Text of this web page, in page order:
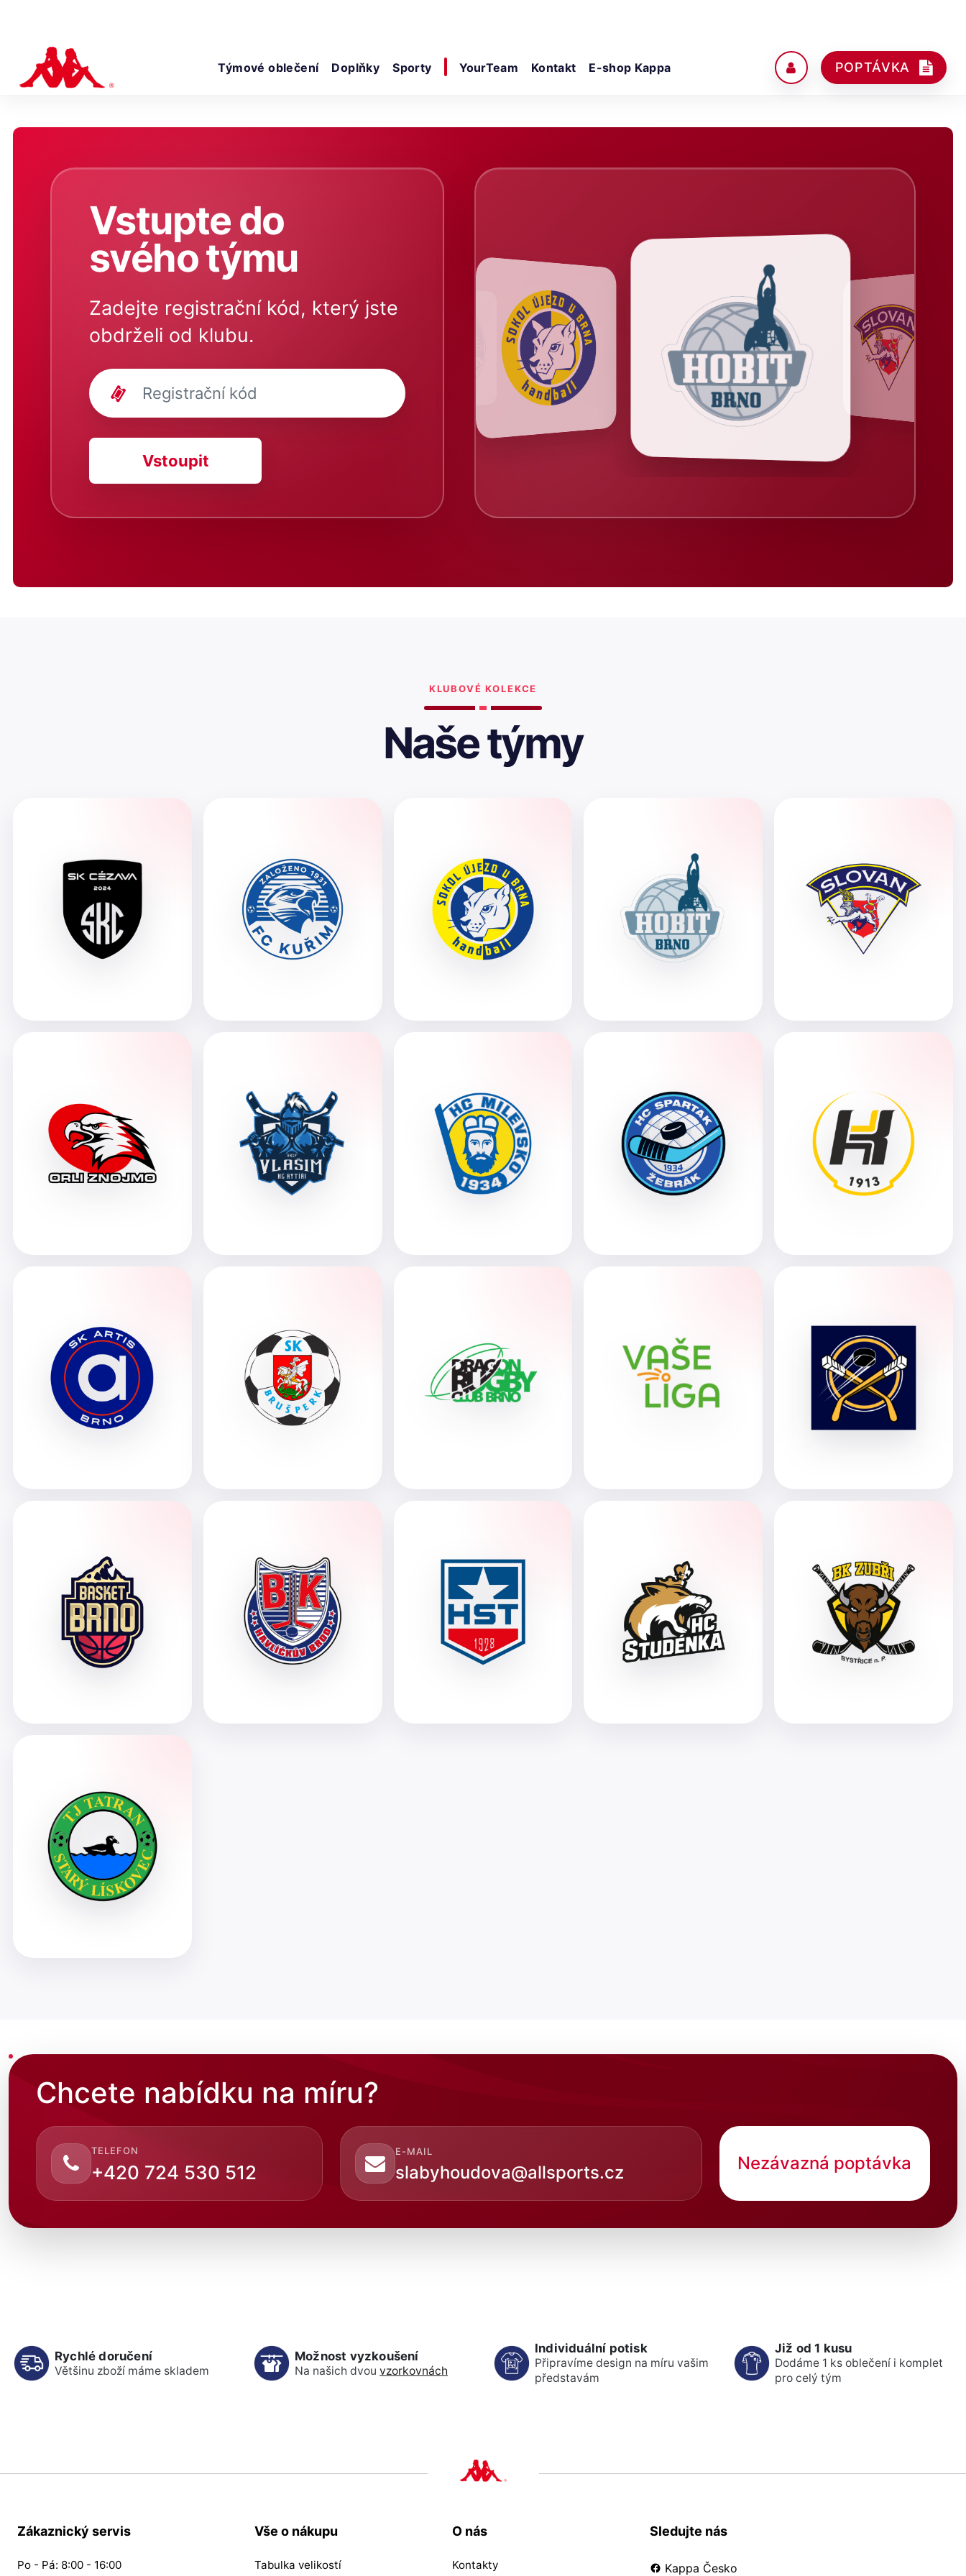
Týmové oblečení Doplňky Sporty YourTeam Kontakt E-shop Kappa POPTÁVKA
Vstupte do
svého týmu
Zadejte registrační kód, který jste
obdrželi od klubu.
Vstoupit
KLUBOVÉ KOLEKCE
Naše týmy
Chcete nabídku na míru?
TELEFON
+420 724 530 512
E-MAIL
slabyhoudova@allsports.cz Nezávazná poptávka
Rychlé doručení
Většinu zboží máme skladem
Možnost vyzkoušení
Na našich dvou vzorkovnách
Individuální potisk
Připravíme design na míru vašim
představám
Již od 1 kusu
Dodáme 1 ks oblečení i komplet
pro celý tým
Zákaznický servis
Po - Pá: 8:00 - 16:00
Vše o nákupu
Tabulka velikostí
O nás
Kontakty
Sledujte nás
Kappa Česko